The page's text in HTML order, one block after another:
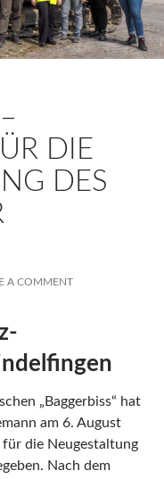
DIE
DES
A COMMENT
„Baggerbiss“ hat
am 6. August
die Neugestaltung
Nach dem